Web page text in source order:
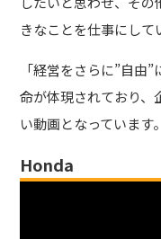
きなことを仕事にして
「経営をさらに”自由
命が体現されており、
い動画となっています。
Honda